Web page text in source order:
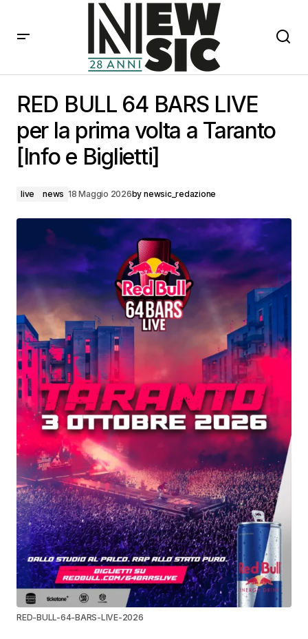
[Info e Biglietti]
RED BULL 64 BARS LIVE
per la prima volta a Taranto
[Info e Biglietti]
live news 18 Maggio 2026by newsic_redazione
RED-BULL-64-BARS-LIVE-2026